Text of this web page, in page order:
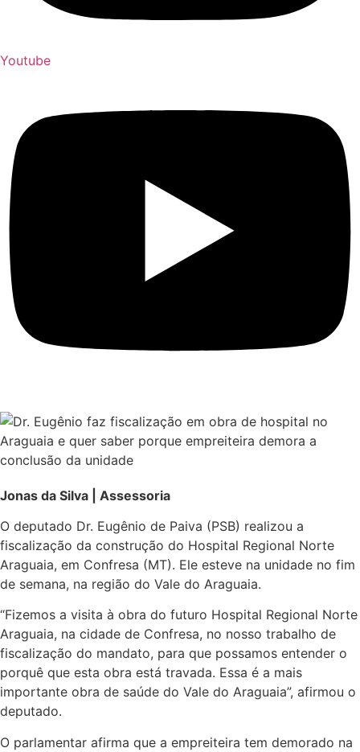
Youtube
Jonas da Silva | Assessoria
O deputado Dr. Eugênio de Paiva (PSB) realizou a
fiscalização da construção do Hospital Regional Norte
Araguaia, em Confresa (MT). Ele esteve na unidade no fim
de semana, na região do Vale do Araguaia.
“Fizemos a visita à obra do futuro Hospital Regional Norte
Araguaia, na cidade de Confresa, no nosso trabalho de
fiscalização do mandato, para que possamos entender o
porquê que esta obra está travada. Essa é a mais
importante obra de saúde do Vale do Araguaia”, afirmou o
deputado.
O parlamentar afirma que a empreiteira tem demorado na